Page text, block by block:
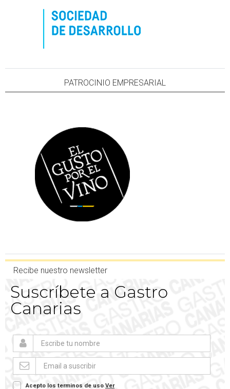
PATROCINIO EMPRESARIAL
Recibe nuestro newsletter
Suscríbete a Gastro
Canarias
Acepto los terminos de uso Ver